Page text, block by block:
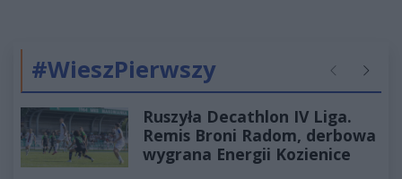
#WieszPierwszy Poprzednie
Ruszyła Decathlon IV Liga.
Remis Broni Radom, derbowa
wygrana Energii Kozienice